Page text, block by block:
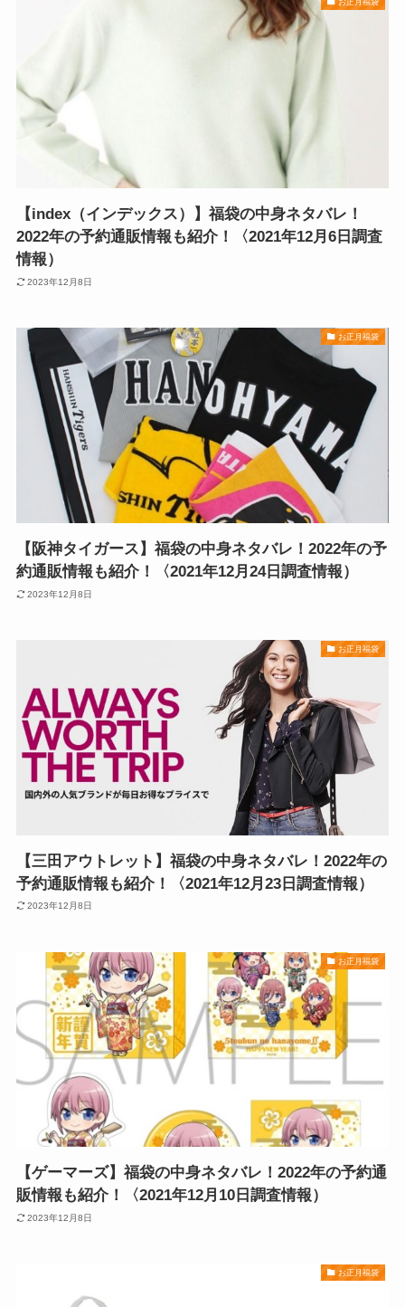
【index（インデックス）】福袋の中身ネタバレ！
2022年の予約通販情報も紹介！〈2021年12月6日調査
情報）
2023年12月8日
お正月福袋
【阪神タイガース】福袋の中身ネタバレ！2022年の予
約通販情報も紹介！〈2021年12月24日調査情報）
2023年12月8日
お正月福袋
【三田アウトレット】福袋の中身ネタバレ！2022年の
予約通販情報も紹介！〈2021年12月23日調査情報）
2023年12月8日
お正月福袋
【ゲーマーズ】福袋の中身ネタバレ！2022年の予約通
販情報も紹介！〈2021年12月10日調査情報）
2023年12月8日
お正月福袋